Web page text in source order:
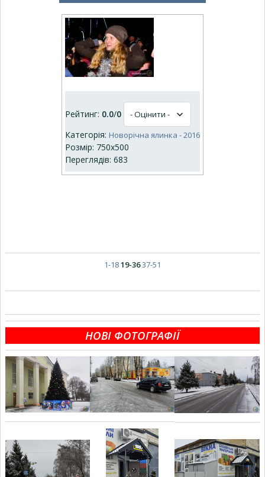
Рейтинг: 0.0/0
Категорія: Новорічна ялинка - 2016
Розмір: 750x500
Переглядів: 683
1-1819-3637-51
НОВІ ФОТОГРАФІЇ